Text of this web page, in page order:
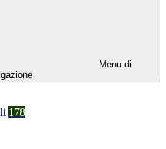
Menu di
178